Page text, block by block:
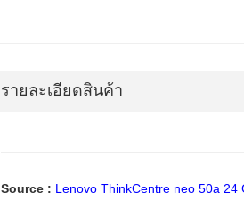
รายละเอียดสินค้า
Source : Lenovo ThinkCentre neo 50a 24